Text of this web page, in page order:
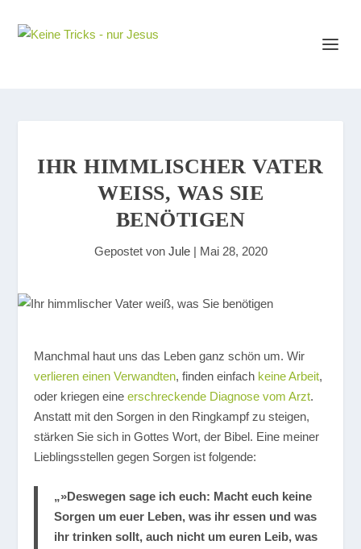
IHR HIMMLISCHER VATER
WEISS, WAS SIE B
ENÖTIGEN
Gepostet von Jule| Mai 28, 2020
Manchmal haut uns das Leben ganz schön um. Wir
verlieren einen Verwandten, finden einfach keine Arbeit,
oder kriegen eineerschreckende Diagnose vom Arzt.
Anstatt mit den Sorgen in den Ringkampf zu steigen,
stärken Sie sich in Gottes Wort, der Bibel. Eine meiner
Lieblingsstellen gegen Sorgen ist folgende:
„»Deswegen sage ich euch: Macht euch keine
Sorgen um euer Leben, was ihr essen und was
ihr trinken sollt, auch nicht um euren Leib, was